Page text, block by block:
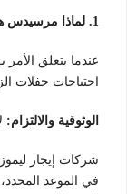
1. لماذا مرسيدس هي الخيار الأفضل لتنقلات المطار؟
عندما يتعلق الأمر
احتياجات حفلات
الوثوقية والالتزام:
شركات إيجار
في الموعد